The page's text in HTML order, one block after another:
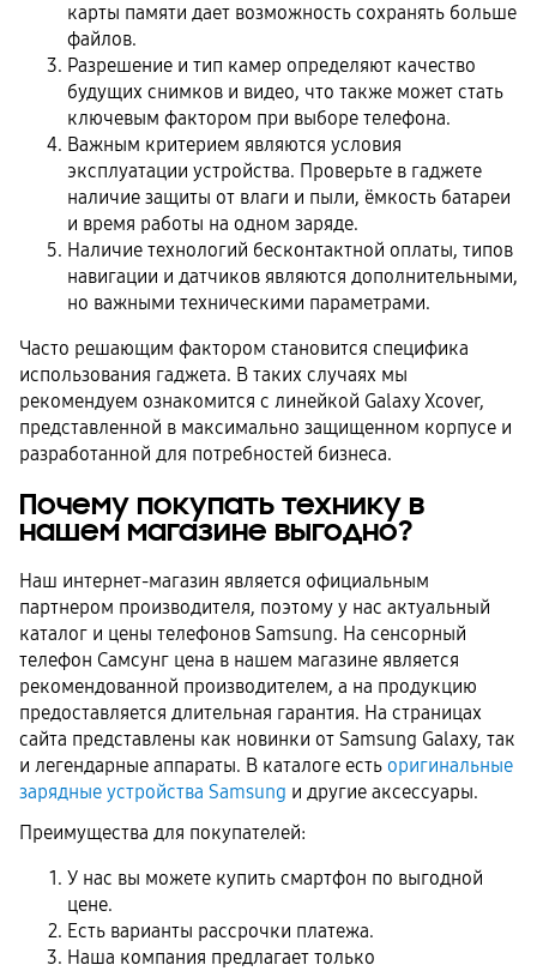
карты памяти дает возможность сохранять больше
файлов.
Разрешение и тип камер определяют качество
будущих снимков и видео, что также может стать
ключевым фактором при выборе телефона.
Важным критерием являются условия
эксплуатации устройства. Проверьте в гаджете
наличие защиты от влаги и пыли, ёмкость батареи
и время работы на одном заряде.
Наличие технологий бесконтактной оплаты, типов
навигации и датчиков являются дополнительными,
но важными техническими параметрами.
Часто решающим фактором становится специфика
использования гаджета. В таких случаях мы
рекомендуем ознакомится с линейкой Galaxy Xcover,
представленной в максимально защищенном корпусе и
разработанной для потребностей бизнеса.
Почему покупать технику в
нашем магазине выгодно?
Наш интернет-магазин является официальным
партнером производителя, поэтому у нас актуальный
каталог и цены телефонов Samsung. На сенсорный
телефон Самсунг цена в нашем магазине является
рекомендованной производителем, а на продукцию
предоставляется длительная гарантия. На страницах
сайта представлены как новинки от Samsung Galaxy, так
и легендарные аппараты. В каталоге есть оригинальные
зарядные устройства Samsung и другие аксессуары.
Преимущества для покупателей:
У нас вы можете купить смартфон по выгодной
цене.
Есть варианты рассрочки платежа.
Наша компания предлагает только